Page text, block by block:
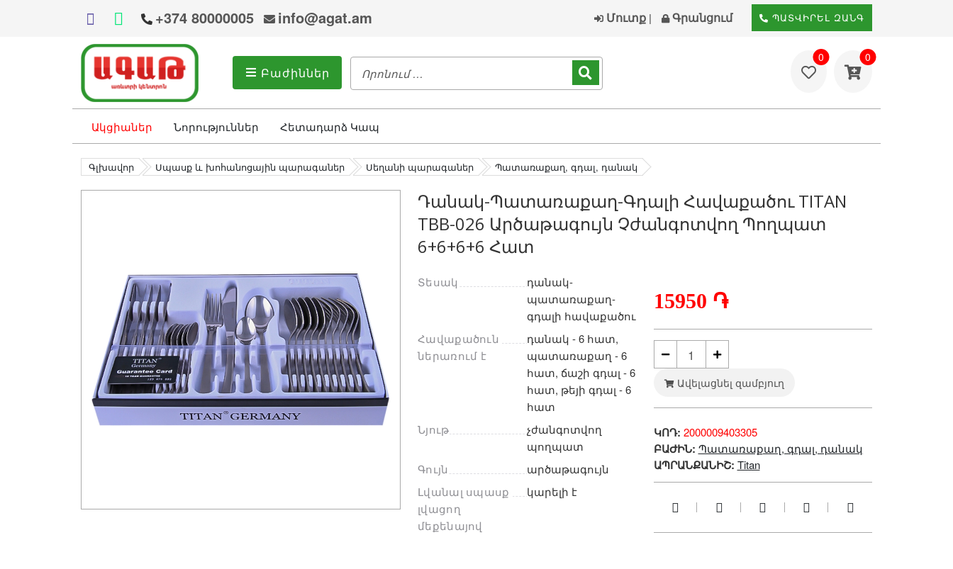
+374 80000005 info@agat.am Մուտք | Գրանցում ՊԱՏՎԻՐԵԼ ԶԱՆԳ
Բաժիններ
0 0
Ակցիաներ Նորություններ Հետադարձ Կապ
Գլխավոր Սպասք և խոհանոցային պարագաներ Սեղանի պարագաներ Պատառաքաղ, գդալ, դանակ
Դանակ-Պատառաքաղ-Գդալի Հավաքածու TITAN
TBB-026 Արծաթագույն Չժանգոտվող Պողպատ
6+6+6+6 Հատ
Տեսակ
դանակ-
պատառաքաղ-
գդալի հավաքածու
Հավաքածուն
ներառում է
դանակ - 6 հատ,
պատառաքաղ - 6
հատ, ճաշի գդալ - 6
հատ, թեյի գդալ - 6
հատ
Նյութ
չժանգոտվող
պողպատ
Գույն
արծաթագույն
Լվանալ սպասք
լվացող
մեքենայով
կարելի է
15950 ֏
Ավելացնել զամբյուղ
ԿՈԴ: 2000009403305
ԲԱԺԻՆ: Պատառաքաղ, գդալ, դանակ
ԱՊՐԱՆՔԱՆԻՇ: Titan